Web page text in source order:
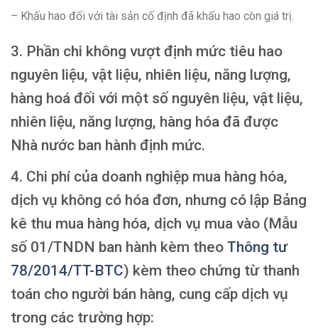
– Khấu hao đối với tài sản cố định đã khấu hao còn giá trị.
3. Phần chi không vượt định mức tiêu hao
nguyên liệu, vật liệu, nhiên liệu, năng lượng,
hàng hoá đối với một số nguyên liệu, vật liệu,
nhiên liệu, năng lượng, hàng hóa đã được
Nhà nước ban hành định mức.
4. Chi phí của doanh nghiệp mua hàng hóa,
dịch vụ không có hóa đơn, nhưng có lập Bảng
kê thu mua hàng hóa, dịch vụ mua vào (Mẫu
số 01/TNDN ban hành kèm theo Thông tư
78/2014/TT-BTC) kèm theo chứng từ thanh
toán cho người bán hàng, cung cấp dịch vụ
trong các trường hợp: